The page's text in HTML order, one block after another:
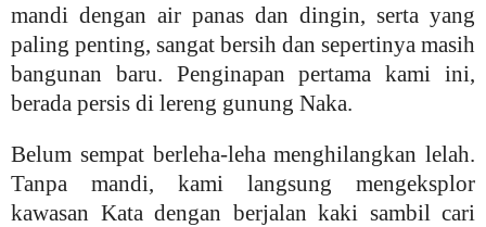
mandi dengan air panas dan dingin, serta yang
paling penting, sangat bersih dan sepertinya masih
bangunan baru. Penginapan pertama kami ini,
berada persis di lereng gunung Naka.
Belum sempat berleha-leha menghilangkan lelah.
Tanpa mandi, kami langsung mengeksplor
kawasan Kata dengan berjalan kaki sambil cari